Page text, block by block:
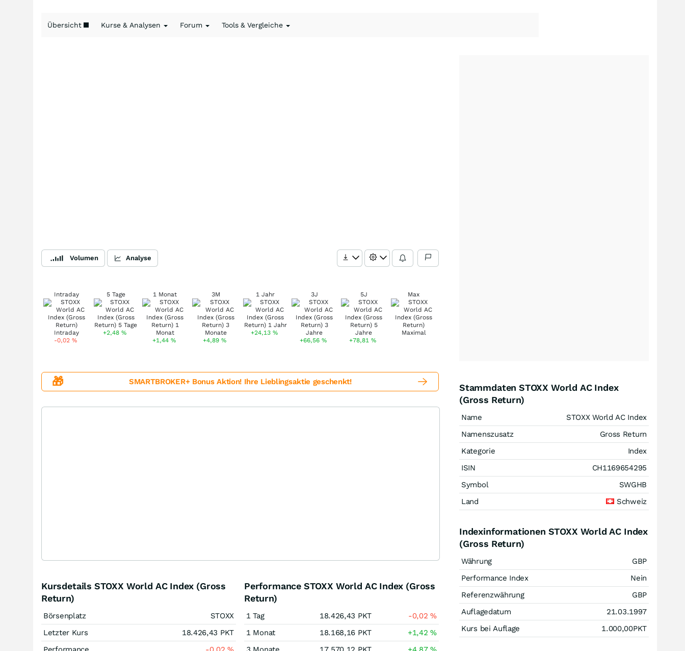
Übersicht Kurse & Analysen Forum Tools & Vergleiche
Volumen Analyse
Intraday
-0,02 %
5 Tage
+2,48%
1 Monat
+1,44 %
3M
+4,89%
1 Jahr
+24,13%
3J
+66,56%
5J
+78,81%
Max
🎁 SMARTBROKER+ Bonus Aktion! Ihre Lieblingsaktie geschenkt!
Kursdetails STOXX World AC Index (Gross
Return)
Börsenplatz
STOXX
Letzter Kurs
18.426,43 PKT
Performance STOXX World AC Index (Gross
Return)
1 Tag 18.426,43 PKT -0,02%
1 Monat
18.168,16 PKT +1,42%
Stammdaten STOXX World AC Index
(Gross Return)
Name
STOXX World AC Index
Namenszusatz
Gross Return
Kategorie
Index
ISIN
CH1169654295
Symbol
SWGHB
Land
Schweiz
Indexinformationen STOXX World AC Index
(Gross Return)
Währung
GBP
Performance Index
Nein
Referenzwährung
GBP
Auflagedatum
21.03.1997
Kurs bei Auflage
1.000,00PKT